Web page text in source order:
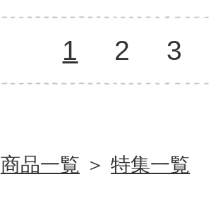
1 2 3
商品一覧 ＞ 特集一覧